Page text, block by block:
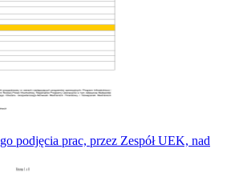
podjęcia prac, przez Zespół UEK, nad